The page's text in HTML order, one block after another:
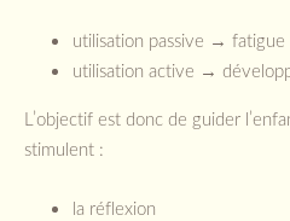
utilisation passive → fatigue
utilisation active →
L’objectif est donc de guider
stimulent :
la réflexion